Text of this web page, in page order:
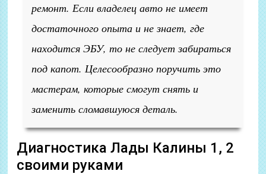
ремонт. Если владелец авто не имеет
достаточного опыта и не знает, где
находится ЭБУ, то не следует забираться
под капот. Целесообразно поручить это
мастерам, которые смогут снять и
заменить сломавшуюся деталь.
Диагностика Лады Калины 1, 2
своими руками